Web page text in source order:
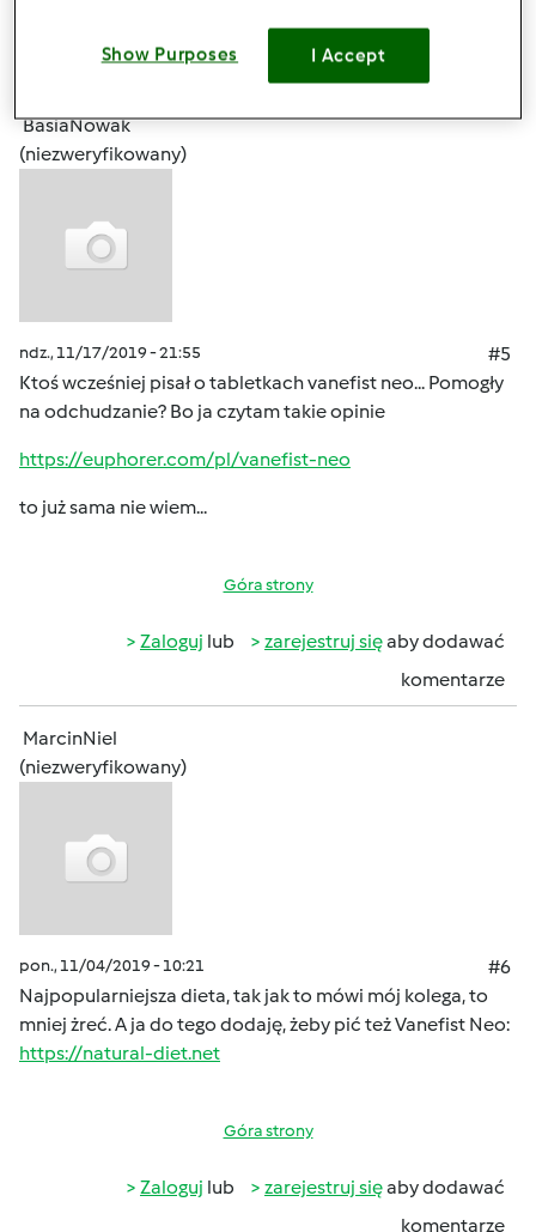
zarejestruj sięaby dodawać
BasiaNowak
(niezweryfikowany)
ndz., 11/17/2019 - 21:55
#5
Ktoś wcześniej pisał o tabletkach vanefist neo... Pomogły
na odchudzanie? Bo ja czytam takie opinie
https://euphorer.com/pl/vanefist-neo
to już sama nie wiem...
Góra strony
Zaloguj lub zarejestruj sięaby dodawać
komentarze
MarcinNiel
(niezweryfikowany)
pon., 11/04/2019 - 10:21
#6
Najpopularniejsza dieta, tak jak to mówi mój kolega, to
mniej żreć. A ja do tego dodaję, żeby pić też Vanefist Neo:
https://natural-diet.net
Góra strony
Zaloguj lub zarejestruj sięaby dodawać
komentarze
Show Purposes I Accept